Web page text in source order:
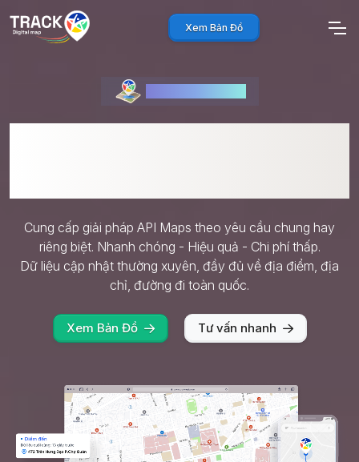
Xem Bản Đồ
Cung cấp giải pháp API Maps theo yêu cầu chung hay
riêng biệt. Nhanh chóng - Hiệu quả - Chi phí thấp.
Dữ liệu cập nhật thường xuyên, đầy đủ về địa điểm, địa
chỉ, đường đi toàn quốc.
Xem Bản Đồ Tư vấn nhanh